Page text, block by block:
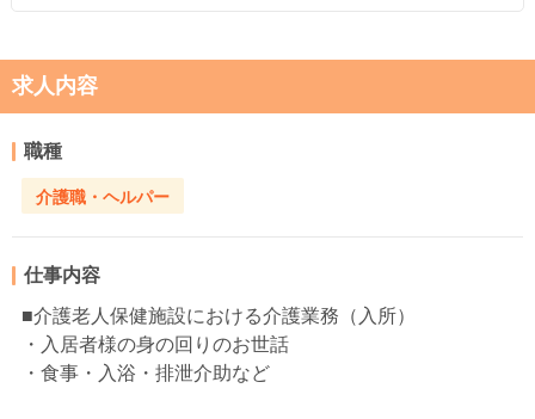
求人内容
職種
介護職・ヘルパー
仕事内容
■介護老人保健施設における介護業務（入所）
・入居者様の身の回りのお世話
・食事・入浴・排泄介助など